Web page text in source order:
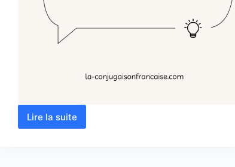
Lire la suite
Le